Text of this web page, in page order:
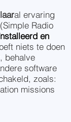
al ervaring
Radio
en
niets te doen
behalve
software
zoals:
missions